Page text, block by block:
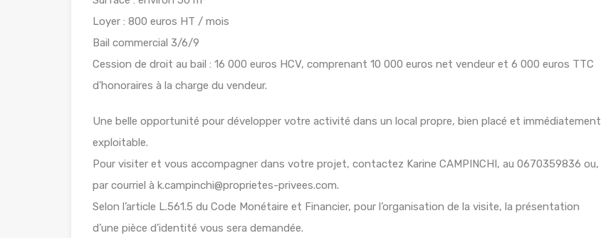
Loyer : 800 euros HT / mois
Bail commercial 3/6/9
Cession de droit au bail : 16 000 euros HCV, comprenant 10 000 euros net vendeur et 6 000 euros TTC
d’honoraires à la charge du vendeur.
Une belle opportunité pour développer votre activité dans un local propre, bien placé et immédiatement
exploitable.
Pour visiter et vous accompagner dans votre projet, contactez Karine CAMPINCHI, au 0670359836 ou,
par courriel à k.campinchi@proprietes-privees.com.
Selon l’article L.561.5 du Code Monétaire et Financier, pour l’organisation de la visite, la présentation
d’une pièce d’identité vous sera demandée.